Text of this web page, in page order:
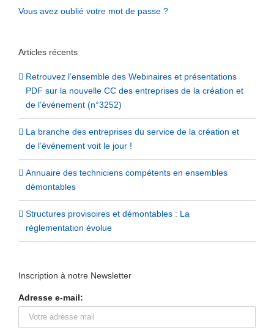
Vous avez oublié votre mot de passe ?
Articles récents
Retrouvez l’ensemble des Webinaires et présentations
PDF sur la nouvelle CC des entreprises de la création et
de l’événement (n°3252)
La branche des entreprises du service de la création et
de l’événement voit le jour !
Annuaire des techniciens compétents en ensembles
démontables
Structures provisoires et démontables : La
règlementation évolue
Inscription à notre Newsletter
Adresse e-mail: